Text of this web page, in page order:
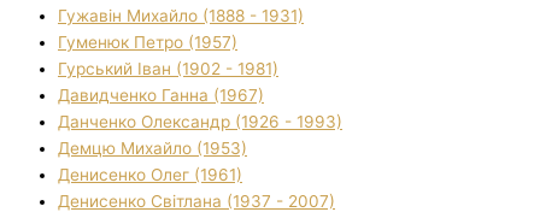
Гужавін Михайло (1888 - 1931)
Гуменюк Петро (1957)
Гурський Іван (1902 - 1981)
Давидченко Ганна (1967)
Данченко Олександр (1926 - 1993)
Демцю Михайло (1953)
Денисенко Олег (1961)
Денисенко Світлана (1937 - 2007)